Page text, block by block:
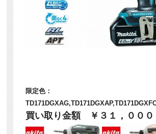
限定色：
買い取り金額 ￥３１，０００